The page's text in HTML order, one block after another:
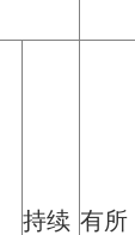
持续 有所